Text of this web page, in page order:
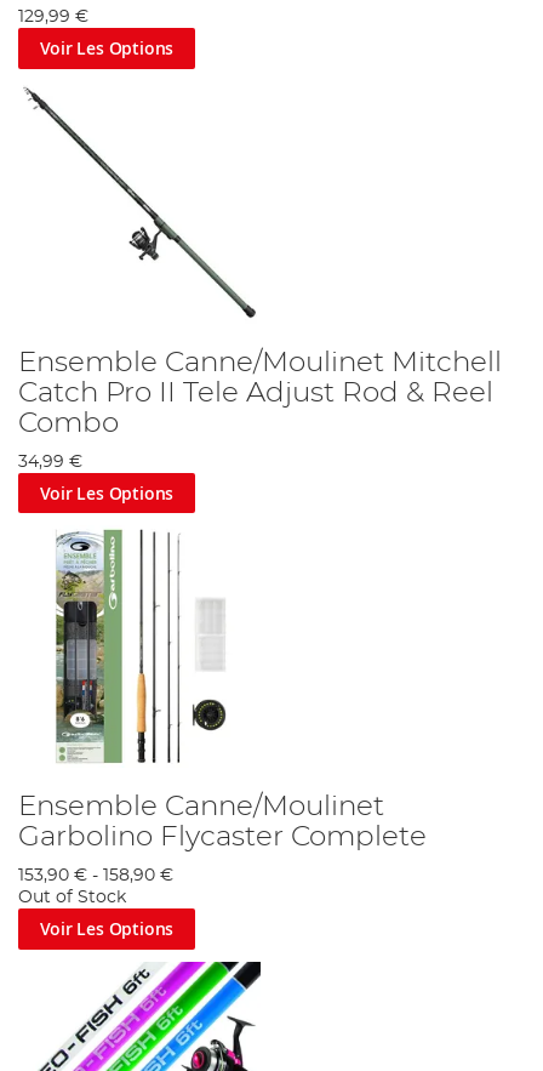
129,99 €
Voir Les Options
Ensemble Canne/Moulinet Mitchell
Catch Pro II Tele Adjust Rod & Reel
Combo
34,99 €
Voir Les Options
Ensemble Canne/Moulinet
Garbolino Flycaster Complete
153,90 € -
158,90 €
Out of Stock
Voir Les Options